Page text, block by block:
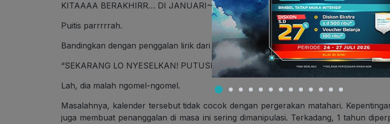
KITAAAA BERAKHIRR… DI JANUARI~”
Puitis parrrrrah.
Bandingkan dengan penggalan lirik dari Young Lex berikut:
“SEKARANG LO NYESELKAN! PUTUSIN! GUE!”
Lah, dia malah ngomel-ngomel.
Masalahnya, kalender tersebut tidak cocok dengan pergerakan matahari.
juga membuat penanggalan di masa ini sering dimanipulasi. Terkadang, 1 tahun